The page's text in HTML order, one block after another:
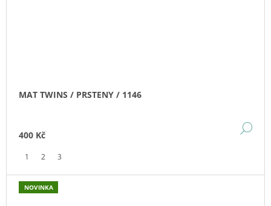
MAT TWINS / PRSTENY / 1146
400 Kč
1 2 3
NOVINKA